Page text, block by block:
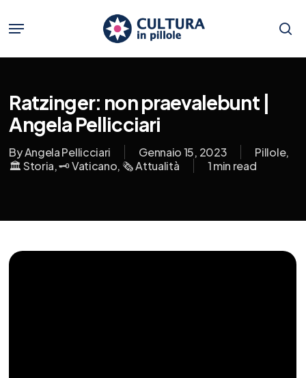
main
content
Menu
Ratzinger: non praevalebunt |
Angela Pellicciari
ByAngela Pellicciari Gennaio 15, 2023 Pillole,
🏛️ Storia,🗝️ Vaticano, 🗞️ Attualità 1 min read